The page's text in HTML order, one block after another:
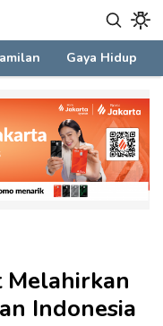
Gaya Hidup
Melahirkan
Indonesia